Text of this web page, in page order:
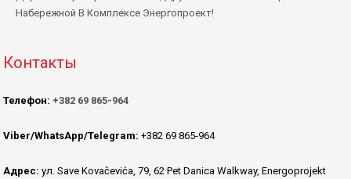
Набережной В Комплексе Энергопроект!
Контакты
Телефон: +382 69 865-964
Viber/WhatsApp/Telegram: +382 69 865-964
Адрес: ул. Save Kovačevića, 79, 62 Pet Danica Walkway, Energoprojekt